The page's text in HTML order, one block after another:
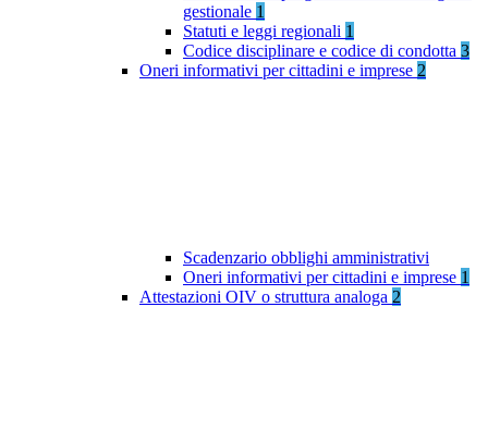
gestionale 1
Statuti e leggi regionali 1
Codice disciplinare e codice di condotta 3
Oneri informativi per cittadini e imprese 2
Scadenzario obblighi amministrativi
Oneri informativi per cittadini e imprese 1
Attestazioni OIV o struttura analoga 2